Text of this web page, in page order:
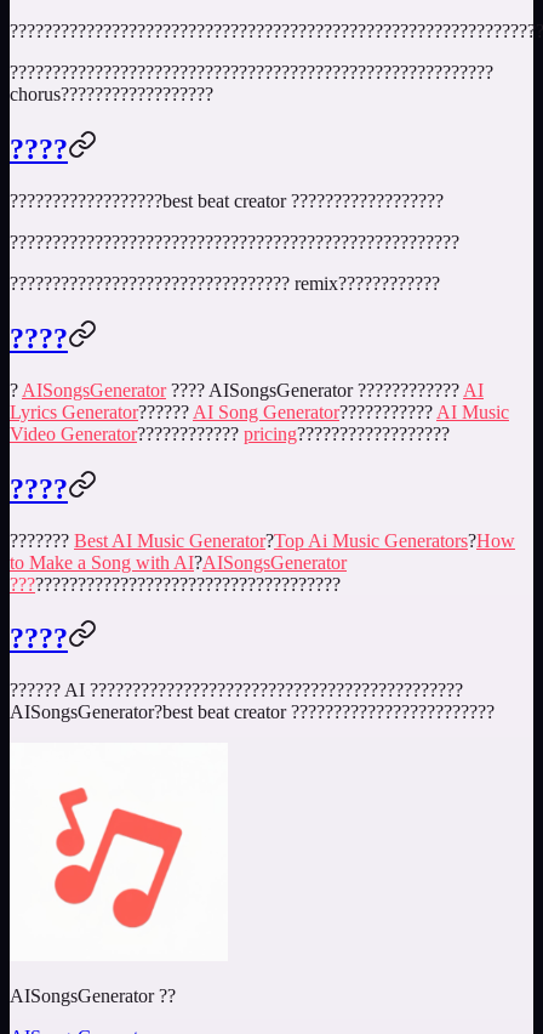
?????????????????????????????????????????????????????????
chorus??????????????????
????
??????????????????best beat creator??????????????????
?????????????????????????????????????????????????????
????????????????????????????????? remix????????????
????
? AISongsGenerator???? AISongsGenerator ???????????? AI
Lyrics Generator?????? AI Song Generator??????????? AI Music
Video Generator???????????? pricing??????????????????
????
??????? Best AI Music Generator?Top Ai Music Generators?How
to Make a Song with AI?AISongsGenerator
???????????????????????????????????????
????
?????? AI ????????????????????????????????????????????
AISongsGenerator?best beat creator????????????????????????
AISongsGenerator ??